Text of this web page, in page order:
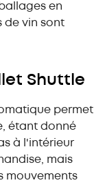
en
de vin sont
Shuttle
permet
étant donné
à l'intérieur
mais
mouvements